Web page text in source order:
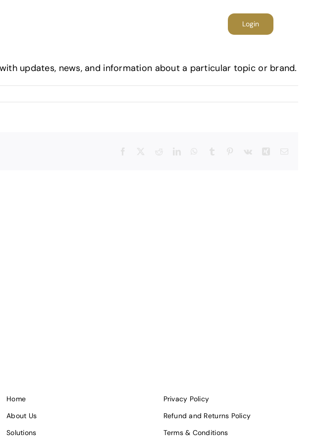
Login
updates, news, and information about a particular topic or brand.
Facebook RedditLinkedInWhatsApp
Tumblr Pinterest
Vk XingE-
Home
About Us
Solutions
Privacy Policy
Refund and Returns Policy
Terms & Conditions